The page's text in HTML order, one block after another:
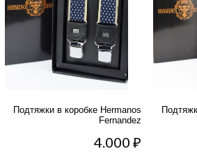
Подтяжки в коробке Hermanos
Fernandez
4.000₽